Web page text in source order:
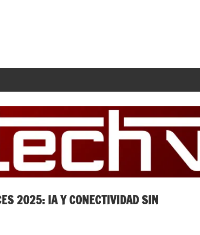
2025: IA Y CONECTIVIDAD SIN